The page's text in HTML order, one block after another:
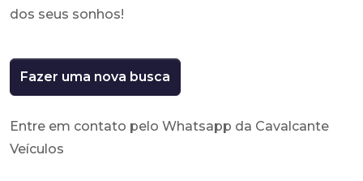
dos seus sonhos!
Fazer uma nova busca
Entre em contato pelo Whatsapp da Cavalcante
Veículos